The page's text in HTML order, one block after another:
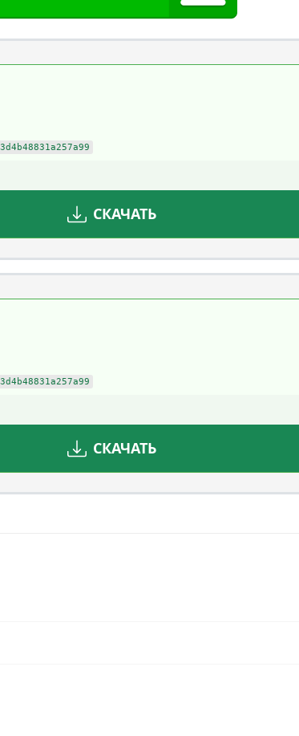
СКАЧАТЬ
СКАЧАТЬ